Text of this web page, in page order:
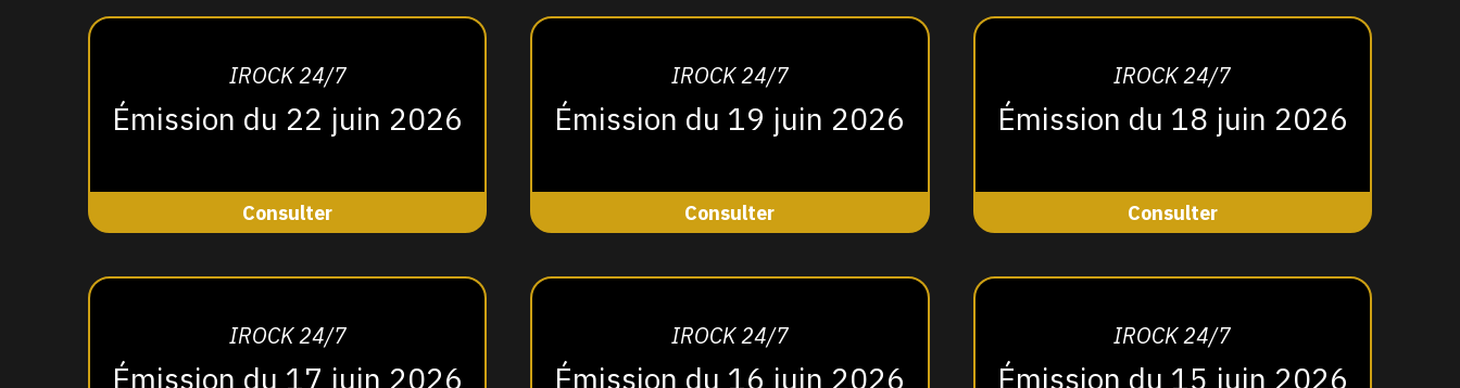
IROCK 24/7
Émission du 22 juin 2026
Consulter
IROCK 24/7
Émission du 19 juin 2026
Consulter
IROCK 24/7
Émission du 18 juin 2026
Consulter
IROCK 24/7
Émission du 17 juin 2026
IROCK 24/7
Émission du 16 juin 2026
IROCK 24/7
Émission du 15 juin 2026